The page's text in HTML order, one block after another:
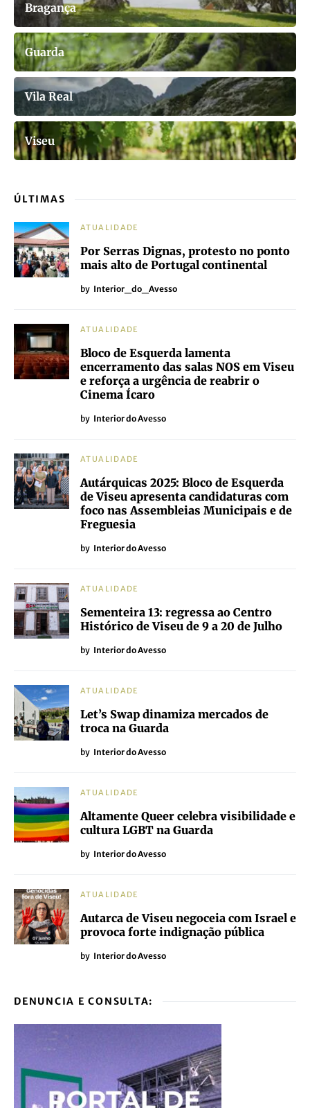
Bragança
Guarda
Vila Real
Viseu
ÚLTIMAS
ATUALIDADE
Por Serras Dignas, protesto no ponto
mais alto de Portugal continental
by Interior_do_Avesso
ATUALIDADE
Bloco de Esquerda lamenta
encerramento das salas NOS em Viseu
e reforça a urgência de reabrir o
Cinema Ícaro
by Interior do Avesso
ATUALIDADE
Autárquicas 2025: Bloco de Esquerda
de Viseu apresenta candidaturas com
foco nas Assembleias Municipais e de
Freguesia
by Interior do Avesso
ATUALIDADE
Sementeira 13: regressa ao Centro
Histórico de Viseu de 9 a 20 de Julho
by Interior do Avesso
ATUALIDADE
Let’s Swap dinamiza mercados de
troca na Guarda
by Interior do Avesso
ATUALIDADE
Altamente Queer celebra visibilidade e
cultura LGBT na Guarda
by Interior do Avesso
ATUALIDADE
Autarca de Viseu negoceia com Israel e
provoca forte indignação pública
by Interior do Avesso
DENUNCIA E CONSULTA: